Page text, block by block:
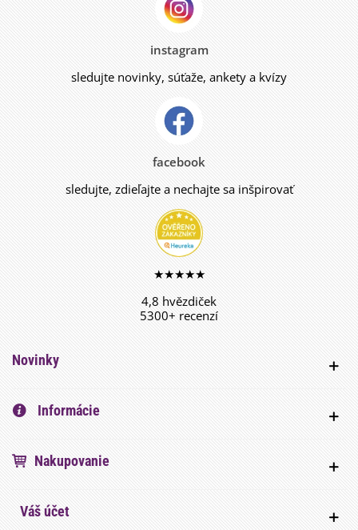
instagram
sledujte novinky, súťaže, ankety a kvízy
facebook
sledujte, zdieľajte a nechajte sa inšpirovať
★★★★★
4,8 hvězdiček
5300+ recenzí
Novinky
Informácie
Nakupovanie
Váš účet